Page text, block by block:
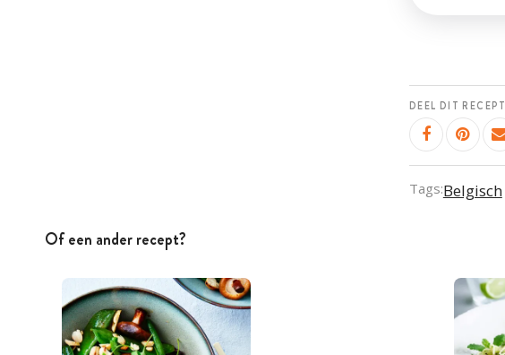
DEEL DIT RECEPT
Tags:Belgisch
Of een ander recept?